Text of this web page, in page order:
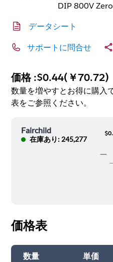
DIP 800V
データシート
サポートに問合せ
価格 :$0.44(￥70.72)
数量を増やすとお得に購入
表をご参照ください。
Fairchild
在庫あり: 245,277
価格表
数量 単価